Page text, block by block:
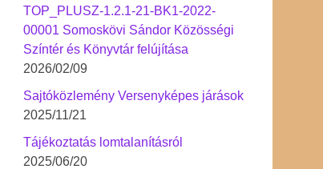
TOP_PLUSZ-1.2.1-21-BK1-2022-
00001 Somoskövi Sándor Közösségi
Színtér és Könyvtár felújítása
2026/02/09
Sajtóközlemény Versenyképes járások
2025/11/21
Tájékoztatás lomtalanításról
2025/06/20